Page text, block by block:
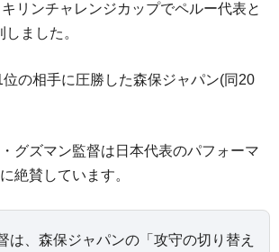
リンチャレンジカップでペルー代表と
ました。
の相手に圧勝した森保ジャパン(同20
グズマン監督は日本代表のパフォーマ
絶賛しています。
は、森保ジャパンの「攻守の切り替え